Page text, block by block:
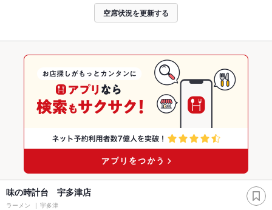
空席状況を更新する
味の時計台 宇多津店
ラーメン 宇多津